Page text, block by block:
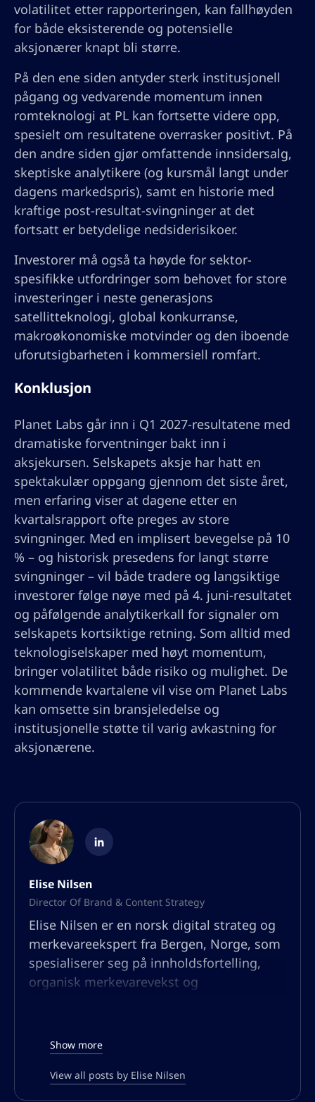
volatilitet etter rapporteringen, kan fallhøyden
for både eksisterende og potensielle
aksjonærer knapt bli større.
På den ene siden antyder sterk institusjonell
pågang og vedvarende momentum innen
romteknologi at PL kan fortsette videre opp,
spesielt om resultatene overrasker positivt. På
den andre siden gjør omfattende innsidersalg,
skeptiske analytikere (og kursmål langt under
dagens markedspris), samt en historie med
kraftige post-resultat-svingninger at det
fortsatt er betydelige nedsiderisikoer.
Investorer må også ta høyde for sektor-
spesifikke utfordringer som behovet for store
investeringer i neste generasjons
satellitteknologi, global konkurranse,
makroøkonomiske motvinder og den iboende
uforutsigbarheten i kommersiell romfart.
Konklusjon
Planet Labs går inn i Q1 2027-resultatene med
dramatiske forventninger bakt inn i
aksjekursen. Selskapets aksje har hatt en
spektakulær oppgang gjennom det siste året,
men erfaring viser at dagene etter en
kvartalsrapport ofte preges av store
svingninger. Med en implisert bevegelse på 10
% – og historisk presedens for langt større
svingninger – vil både tradere og langsiktige
investorer følge nøye med på 4. juni-resultatet
og påfølgende analytikerkall for signaler om
selskapets kortsiktige retning. Som alltid med
teknologiselskaper med høyt momentum,
bringer volatilitet både risiko og mulighet. De
kommende kvartalene vil vise om Planet Labs
kan omsette sin bransjeledelse og
institusjonelle støtte til varig avkastning for
aksjonærene.
Elise Nilsen
Director Of Brand & Content Strategy
Elise Nilsen er en norsk digital strateg og
merkevareekspert fra Bergen, Norge, som
spesialiserer seg på innholdsfortelling,
organisk merkevarevekst og
bygget en karriere ved å hjelpe bedrifter
med å lage overbevisende
merkevarefortellinger som ikke bare
rangerer godt i søkemotorer, men også
Show more
View all posts by Elise Nilsen